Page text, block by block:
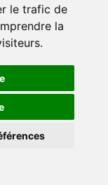
le trafic de
la